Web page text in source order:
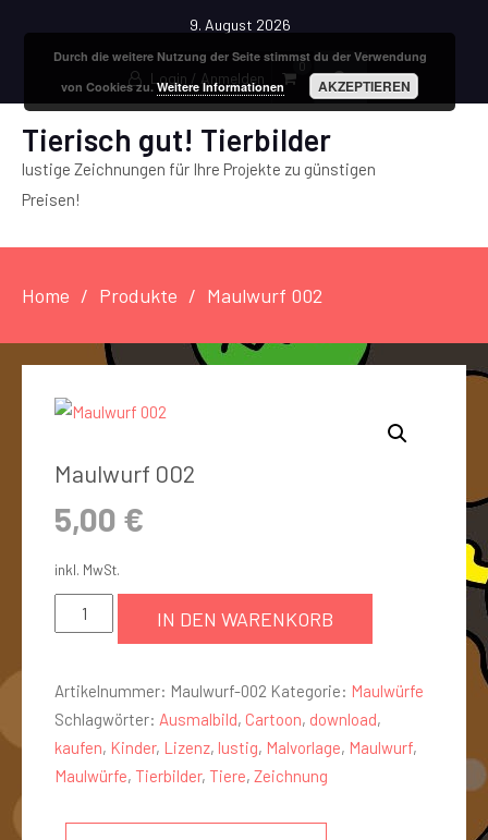
9. August 2026
Login / Anmelden
0
Tierisch gut! Tierbilder
lustige Zeichnungen für Ihre Projekte zu günstigen
Preisen!
Home Produkte Maulwurf 002
Maulwurf 002
5,00 €
inkl. MwSt.
IN DEN WARENKORB
Artikelnummer: Maulwurf-002 Kategorie: Maulwürfe
Schlagwörter: Ausmalbild, Cartoon, download,
kaufen, Kinder, Lizenz, lustig, Malvorlage, Maulwurf,
Maulwürfe, Tierbilder, Tiere, Zeichnung
Durch die weitere Nutzung der Seite stimmst du der Verwendung
von Cookies zu.Weitere Informationen AKZEPTIEREN